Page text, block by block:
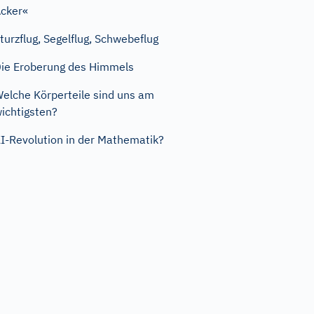
Segelflug, Schwebeflug
Eroberung des Himmels
Körperteile sind uns am
Revolution in der Mathematik?